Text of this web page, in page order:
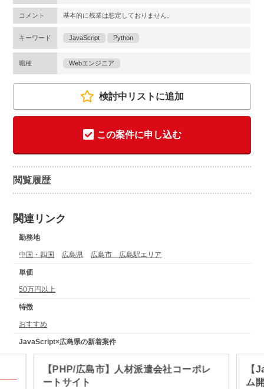
コメント 基本的に残業は想定しておりません。
キーワード JavaScript Python
職種 Webエンジニア
検討中リストに追加
この案件に申し込む
閲覧履歴
関連リンク
勤務地
中国・四国 広島県 広島市 広島駅エリア
単価
50万円以上
特徴
おすすめ
JavaScript×広島県の新着案件
【PHP/広島市】人材派遣会社コーポレ
ートサイト
【
ム